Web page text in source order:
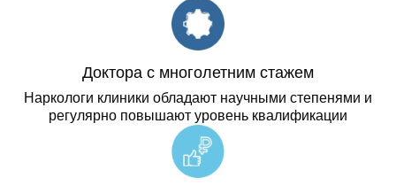
Доктора с многолетним стажем
Наркологи клиники обладают научными степенями и
регулярно повышают уровень квалификации